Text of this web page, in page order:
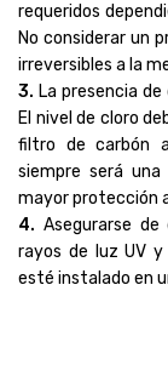
requeridos
No considerar un
irreversibles a la
3. La presencia
El nivel de cloro
filtro de carbón
siempre será
mayor protección
4. Asegurarse
rayos de luz UV
esté instalado en